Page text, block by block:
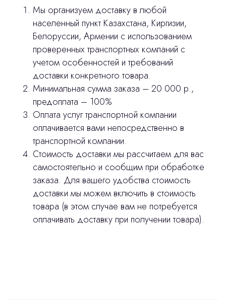
Мы организуем доставку в любой
населенный пункт Казахстана, Киргизии,
Белоруссии, Армении с использованием
проверенных транспортных компаний с
учетом особенностей и требований
доставки конкретного товара.
Минимальная сумма заказа – 20 000 р.,
предоплата – 100%
Оплата услуг транспортной компании
оплачивается вами непосредственно в
транспортной компании.
Стоимость доставки мы рассчитаем для вас
самостоятельно и сообщим при обработке
заказа. Для вашего удобства стоимость
доставки мы можем включить в стоимость
товара (в этом случае вам не потребуется
оплачивать доставку при получении товара).
Отправить вопрос
Нажимая на кнопку «Отправить вопрос»
вы соглашаетесь сполитикой
конфиденциальности
сделано
Лицензирование
Изготовление хирургических шаблонов
Оплата и доставка
Политика конфиденциальности
Контакты